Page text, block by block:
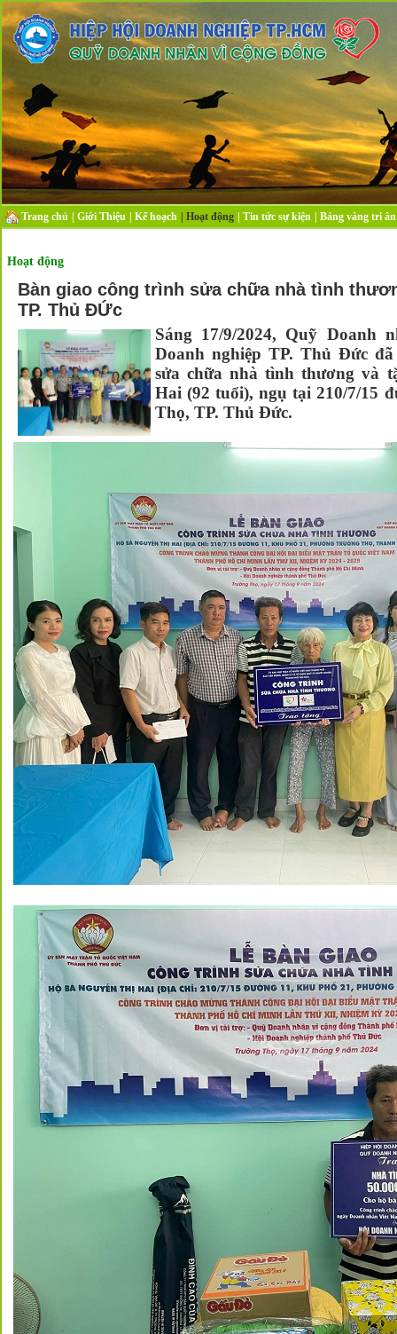
Trang chủ Giới Thiệu Kế hoạch Hoạt động Tin tức sự kiện Bảng vàng tri ân
Hoạt động
Bàn giao công trình sửa chữa nhà tình
TP. Thủ ĐỨc
Sáng 17/9/2024, Quỹ Doanh
Doanh nghiệp TP. Thủ Đức
sửa chữa nhà tình thương và
Hai (92 tuổi), ngụ tại 210/7/15
Thọ, TP. Thủ Đức.